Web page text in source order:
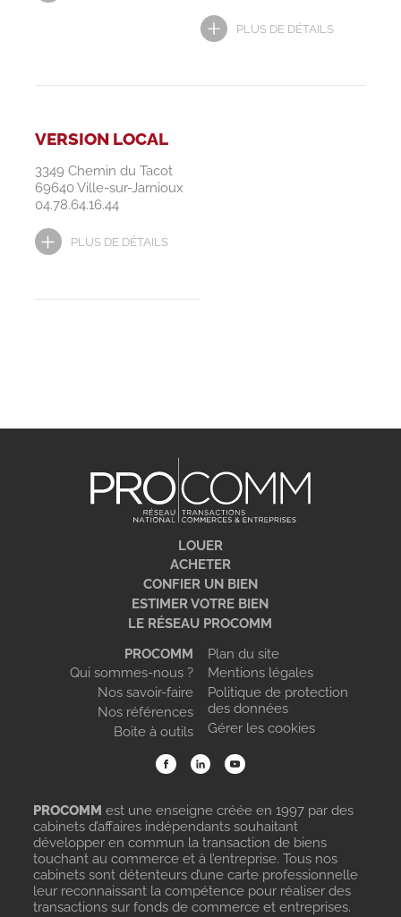
PLUS DE DÉTAILS
VERSION LOCAL
3349 Chemin du Tacot
69640 Ville-sur-Jarnioux
04.78.64.16.44
PLUS DE DÉTAILS
LOUER
ACHETER
CONFIER UN BIEN
ESTIMER VOTRE BIEN
LE RÉSEAU PROCOMM
PROCOMM
Qui sommes-nous ?
Nos savoir-faire
Nos références
Boite à outils
Plan du site
Mentions légales
Politique de protection
des données
Gérer les cookies
PROCOMM est une enseigne créée en 1997 par des
cabinets d’affaires indépendants souhaitant
développer en commun la transaction de biens
touchant au commerce et à l’entreprise. Tous nos
cabinets sont détenteurs d’une carte professionnelle
leur reconnaissant la compétence pour réaliser des
transactions sur fonds de commerce et entreprises.